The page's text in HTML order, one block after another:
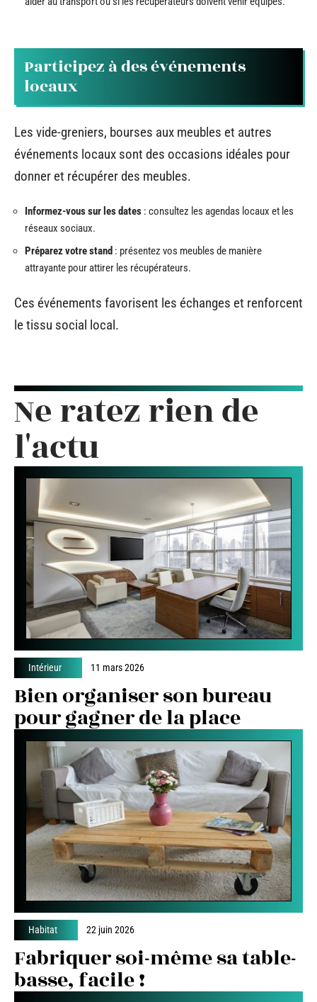
Participez à des événements
locaux
Les vide-greniers, bourses aux meubles et autres
événements locaux sont des occasions idéales pour
donner et récupérer des meubles.
Informez-vous sur les dates : consultez les agendas locaux et les
réseaux sociaux.
Préparez votre stand : présentez vos meubles de manière
attrayante pour attirer les récupérateurs.
Ces événements favorisent les échanges et renforcent
le tissu social local.
Ne ratez rien de
l'actu
Intérieur 11 mars 2026
Bien organiser son bureau
pour gagner de la place
Habitat 22 juin 2026
Fabriquer soi-même sa table-
basse, facile !